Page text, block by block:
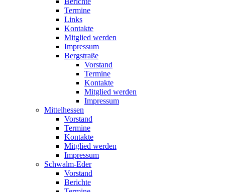
Termine
Links
Kontakte
Mitglied werden
Impressum
Bergstraße
Vorstand
Termine
Kontakte
Mitglied werden
Impressum
Mittelhessen
Vorstand
Termine
Kontakte
Mitglied werden
Impressum
Schwalm-Eder
Vorstand
Berichte